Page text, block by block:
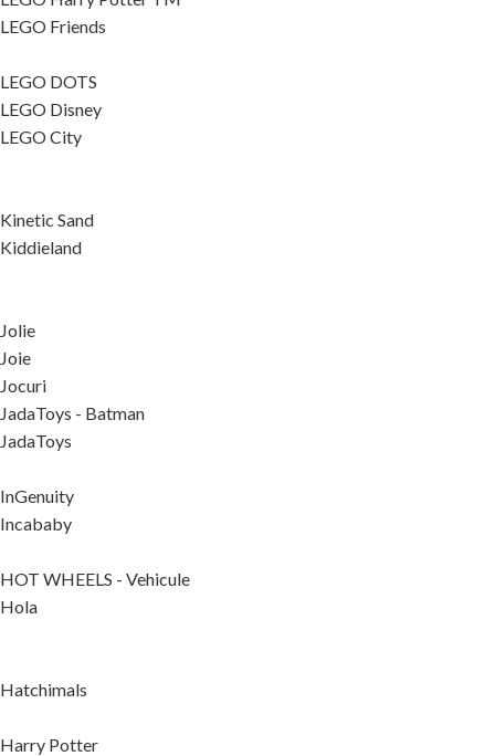
LEGO Friends
LEGO DOTS
LEGO Disney
LEGO City
Kinetic Sand
Kiddieland
Jolie
Joie
Jocuri
JadaToys - Batman
JadaToys
InGenuity
Incababy
HOT WHEELS - Vehicule
Hola
Hatchimals
Harry Potter